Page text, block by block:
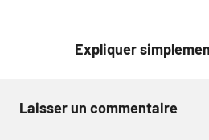
Expliquer
Laisser un commentaire